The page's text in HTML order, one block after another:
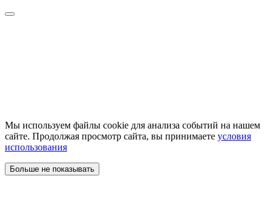
Мы используем файлы cookie для анализа событий на нашем
сайте. Продолжая просмотр сайта, вы принимаете условия
использования
Больше не показывать